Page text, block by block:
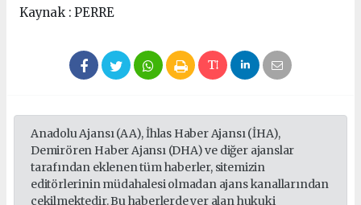
Kaynak : PERRE
Anadolu Ajansı (AA), İhlas Haber Ajansı (İHA),
Demirören Haber Ajansı (DHA) ve diğer ajanslar
tarafından eklenen tüm haberler, sitemizin
editörlerinin müdahalesi olmadan ajans kanallarından
çekilmektedir. Bu haberlerde yer alan hukuki